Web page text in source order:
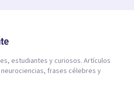
estudiantes y curiosos. Artículos
frases célebres y